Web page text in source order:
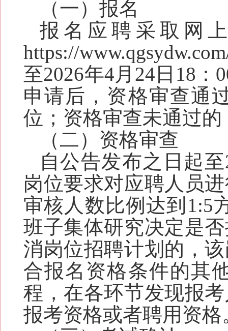
（一）报名
报名应聘采取网
https://
至2026年4月 24 日 18：
申请后，资格审查通
位；资格审查未通过
（二）资格审查
自公告发布之日起至
岗位要求对应聘人员
审核人数比例达到1:5
班子集体研究决定是
消岗位招聘计划的，
合报名资格条件的其
程，在各环节发现报
报考资格或者聘用资格